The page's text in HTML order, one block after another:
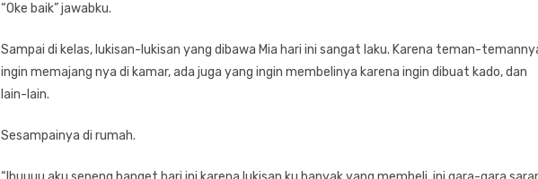
“Oke baik” jawabku.
Sampai di kelas, lukisan-lukisan yang dibawa Mia hari ini sangat laku. Karena teman-
ingin memajang nya di kamar, ada juga yang ingin membelinya karena ingin dibuat kado, dan
lain-lain.
Sesampainya di rumah.